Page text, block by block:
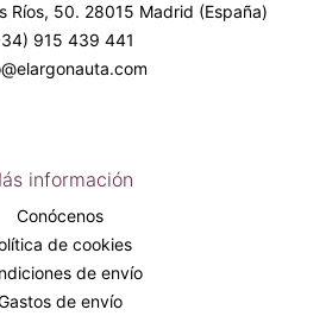
Ríos, 50. 28015 Madrid (España)
915 439 441
información
Conócenos
de cookies
de envío
de envío